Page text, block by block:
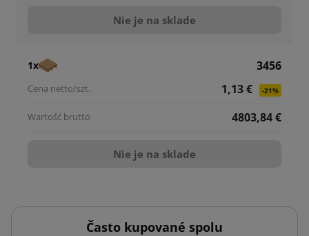
Nie je na sklade
1x
3456
1,13 €
-21%
4803,84 €
Nie je na sklade
Často kupované spolu